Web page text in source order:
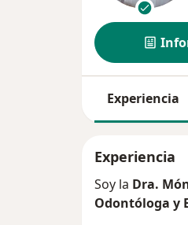
Experiencia
Experiencia
Soy la Dra.
Odontóloga y